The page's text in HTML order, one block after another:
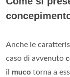
Anche le
caso di avvenuto
il muco torna a